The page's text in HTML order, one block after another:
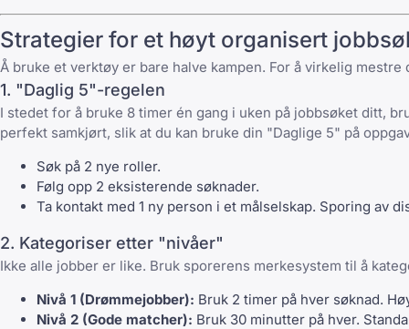
Strategier for et høyt organisert
Å bruke et verktøy er bare halve kampen. For å virkelig mestre
1. "Daglig 5"-regelen
I stedet for å bruke 8 timer én gang i uken på jobbsøket ditt,
perfekt samkjørt, slik at du kan bruke din "Daglige 5" på
Søk på 2 nye roller.
Følg opp 2 eksisterende søknader.
Ta kontakt med 1 ny person i et målselskap. Sporing
2. Kategoriser etter "nivåer"
Ikke alle jobber er like. Bruk sporerens merkesystem til å
Nivå 1 (Drømmejobber): Bruk 2 timer på hver søknad.
Nivå 2 (Gode matcher): Bruk 30 minutter på hver.